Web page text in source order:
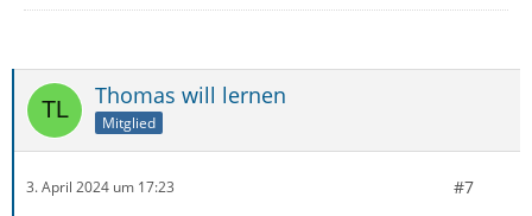
Thomas will lernen
Mitglied
3. April 2024 um 17:23 #7